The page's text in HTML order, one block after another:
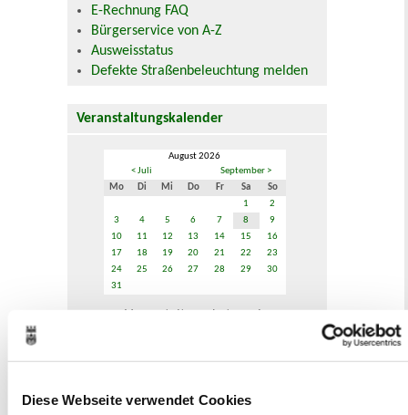
Diese Webseite verwendet Cookies
E-Rechnung FAQ
Bürgerservice von A-Z
Ausweisstatus
Defekte Straßenbeleuchtung melden
Veranstaltungskalender
August 2026
< Juli
September >
Mo
Di Mi Do Fr Sa
So
1
2
3
4 5 6 7 8
9
10
11 12 13 14 15
16
17
18 19 20 21 22
23
24
25 26 27 28 29
30
31
Veranstaltungskategorie